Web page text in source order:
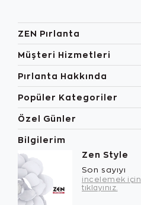
ZEN Pırlanta
Müşteri Hizmetleri
Pırlanta Hakkında
Popüler Kategoriler
Özel Günler
Bilgilerim
Zen Style
Son sayıyı
incelemek için
tıklayınız.